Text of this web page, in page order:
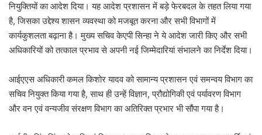
नियुक्तियों का आदेश दिया। यह आदेश प्रशासन में बड़े फेरबदल के तहत लिया गया
है, जिसका उद्देश्य शासन व्यवस्था को मजबूत करना और सभी विभागों में
कार्यकुशलता बढ़ाना है। मुख्य सचिव केएपी सिन्हा ने ये आदेश जारी किए और सभी
अधिकारियों को तत्काल प्रभाव से अपनी नई जिम्मेदारियां संभालने का निर्देश दिया।
आईएएस अधिकारी कमल किशोर यादव को सामान्य प्रशासन एवं समन्वय विभाग का
सचिव नियुक्त किया गया है, साथ ही उन्हें विज्ञान, प्रौद्योगिकी एवं पर्यावरण विभाग
और वन एवं वन्यजीव संरक्षण विभाग का अतिरिक्त प्रभार भी सौंपा गया है।